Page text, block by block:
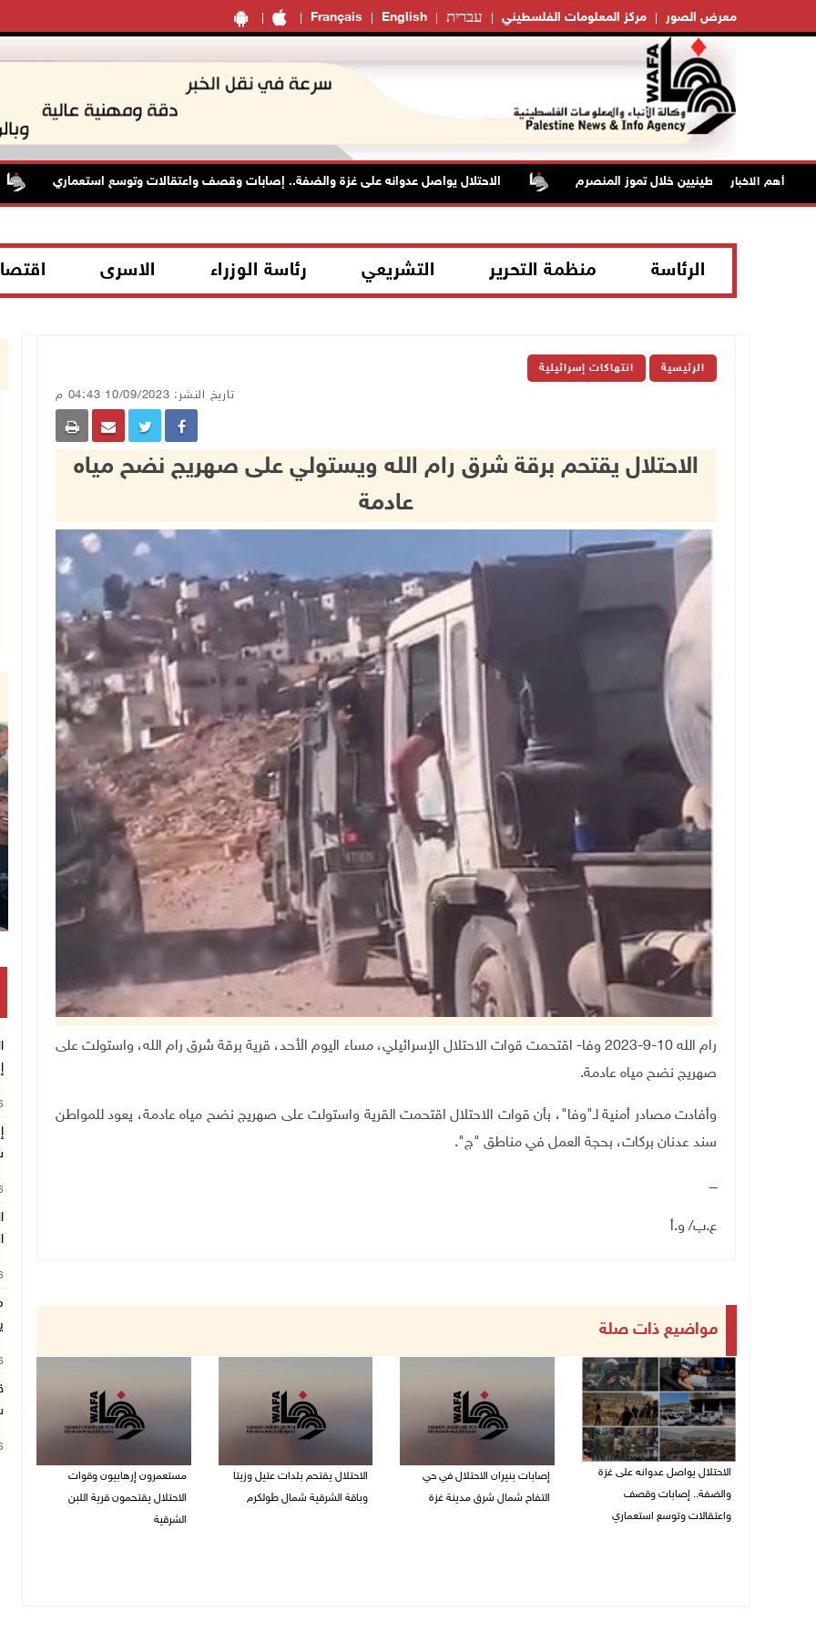
Français English עברית مركز المعلومات الفلسطيني معرض الصور
أهم الاخبار الاحتلال يواصل عدوانه على غزة والضفة.. إصابات وقصف واعتقالات وتوسع استعماري
الرئاسة منظمة التحرير التشريعي رئاسة الوزراء الاسرى
الرئيسية انتهاكات إسرائيلية
تاريخ النشر: 10/09/2023 04:43 م
الاحتلال يقتحم برقة شرق رام الله ويستولي على صهريج نضح مياه
عادمة
رام الله 10-9-2023 وفا- اقتحمت قوات الاحتلال الإسرائيلي، مساء اليوم الأحد، قرية برقة شرق رام الله، واستولت على
صهريج نضح مياه عادمة.
وأفادت مصادر أمنية لـ"وفا"، بأن قوات الاحتلال اقتحمت القرية واستولت على صهريج نضح مياه عادمة، يعود للمواطن
سند عدنان بركات، بحجة العمل في مناطق "ج".
ــــ
ع.ب/ و.أ
مواضيع ذات صلة
الاحتلال يواصل عدوانه على غزة
والضفة.. إصابات وقصف
واعتقالات وتوسع استعماري
إصابات بنيران الاحتلال في حي
التفاح شمال شرق مدينة غزة
الاحتلال يقتحم بلدات عتيل وزيتا
وباقة الشرقية شمال طولكرم
مستعمرون إرهابيون وقوات
الاحتلال يقتحمون قرية اللبن
الشرقية